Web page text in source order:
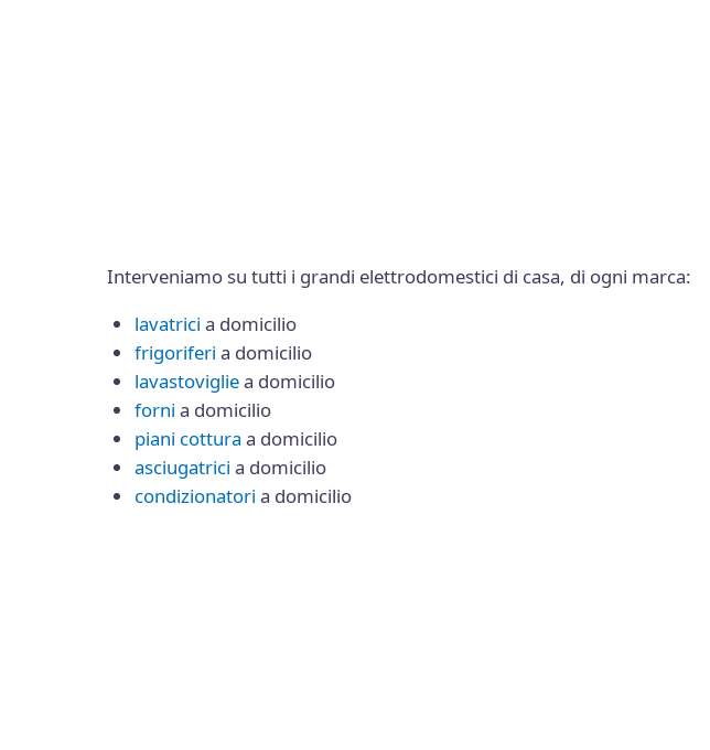
Interveniamo su tutti i grandi elettrodomestici di casa, di ogni marca:
lavatrici a domicilio
frigoriferi a domicilio
lavastovigliea domicilio
forni a domicilio
piani cottura a domicilio
asciugatrici a domicilio
condizionatori a domicilio